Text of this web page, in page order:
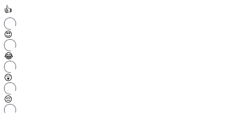
👍
😍
😂
😲
😔